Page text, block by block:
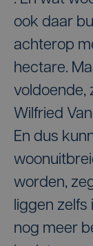
ook daar
achterop
hectare.
voldoende,
Wilfried
En dus
worden,
liggen
nog meer